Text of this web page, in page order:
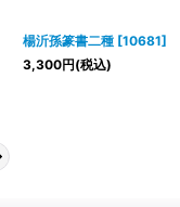
楊沂孫篆書二種 [10681]
3,300円(税込)